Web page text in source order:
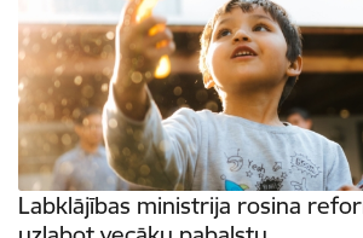
Labklājības ministrija rosina